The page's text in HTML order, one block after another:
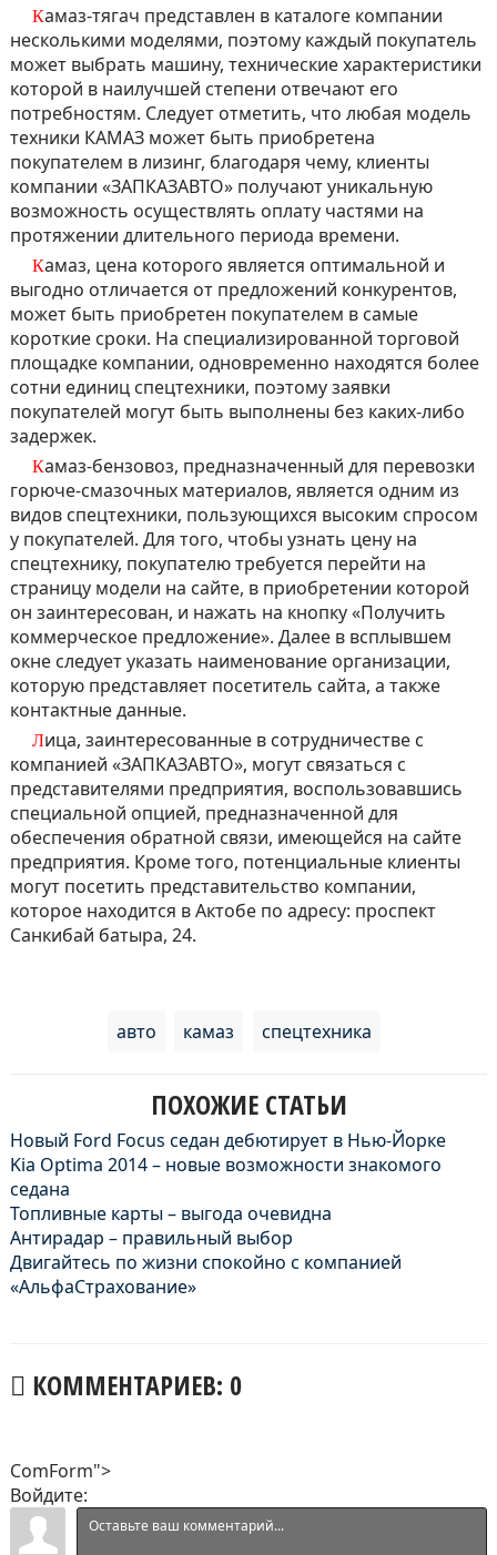
Камаз-тягач представлен в каталоге компании
несколькими моделями, поэтому каждый покупатель
может выбрать машину, технические характеристики
которой в наилучшей степени отвечают его
потребностям. Следует отметить, что любая модель
техники КАМАЗ может быть приобретена
покупателем в лизинг, благодаря чему, клиенты
компании «ЗАПКАЗАВТО» получают уникальную
возможность осуществлять оплату частями на
протяжении длительного периода времени.
Камаз, цена которого является оптимальной и
выгодно отличается от предложений конкурентов,
может быть приобретен покупателем в самые
короткие сроки. На специализированной торговой
площадке компании, одновременно находятся более
сотни единиц спецтехники, поэтому заявки
покупателей могут быть выполнены без каких-либо
задержек.
Камаз-бензовоз, предназначенный для перевозки
горюче-смазочных материалов, является одним из
видов спецтехники, пользующихся высоким спросом
у покупателей. Для того, чтобы узнать цену на
спецтехнику, покупателю требуется перейти на
страницу модели на сайте, в приобретении которой
он заинтересован, и нажать на кнопку «Получить
коммерческое предложение». Далее в всплывшем
окне следует указать наименование организации,
которую представляет посетитель сайта, а также
контактные данные.
Лица, заинтересованные в сотрудничестве с
компанией «ЗАПКАЗАВТО», могут связаться с
представителями предприятия, воспользовавшись
специальной опцией, предназначенной для
обеспечения обратной связи, имеющейся на сайте
предприятия. Кроме того, потенциальные клиенты
могут посетить представительство компании,
которое находится в Актобе по адресу: проспект
Санкибай батыра, 24.
авто камаз спецтехника
ПОХОЖИЕ СТАТЬИ
Новый Ford Focus седан дебютирует в Нью-Йорке
Kia Optima 2014 – новые возможности знакомого
седана
Топливные карты – выгода очевидна
Антирадар – правильный выбор
Двигайтесь по жизни спокойно с компанией
«АльфаСтрахование»
КОММЕНТАРИЕВ: 0
ComForm">
Войдите: